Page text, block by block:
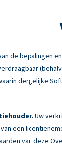
de bepalingen
dergelijke
Uw
een
van deze